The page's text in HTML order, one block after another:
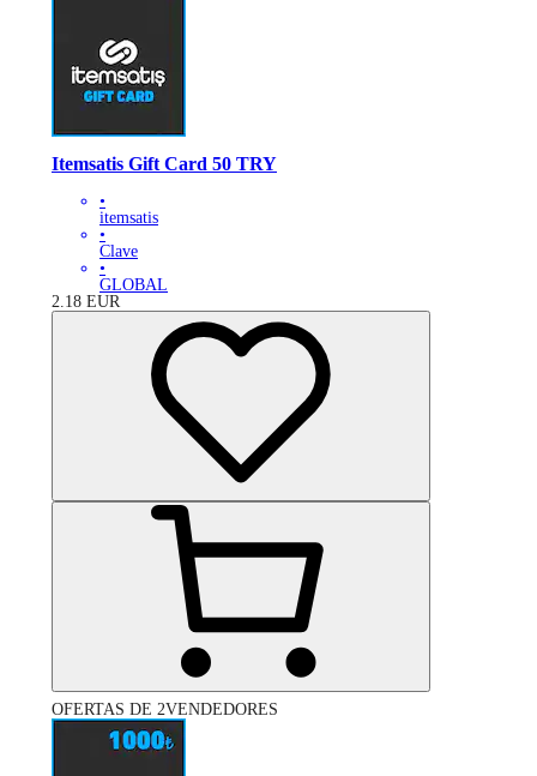
Itemsatis Gift Card 50 TRY
•
itemsatis
•
Clave
•
GLOBAL
2.18 EUR
OFERTAS DE 2VENDEDORES